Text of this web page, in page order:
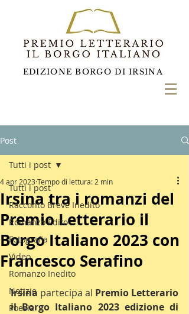
EDIZIONE BORGO DI IRSINA
Post
Tutti i post
Racconto Breve Inedito
Romanzo Edito
Fotografia
Video
Romanzo Inedito
Notizie
Poesia
Tutti i post
Irsina tra i romanzi del
Premio Letterario il
Borgo Italiano 2023 con
Francesco Serafino
4 apr 2023 Tempo di lettura: 2 min
Irsina partecipa al Premio Letterario
il Borgo Italiano 2023 edizione di